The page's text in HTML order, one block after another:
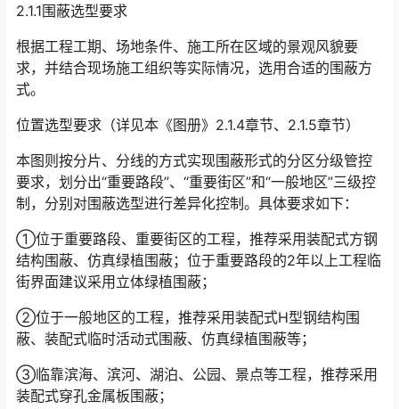
2.1.1围蔽选型要求
根据工程工期、场地条件、施工所在区域的景观风貌要
求，并结合现场施工组织等实际情况，选用合适的围蔽方
式。
位置选型要求（详见本《图册》2.1.4章节、2.1.5章节）
本图则按分片、分线的方式实现围蔽形式的分区分级管控
要求，划分出“重要路段”、“重要街区”和“一般地区”三级控
制，分别对围蔽选型进行差异化控制。具体要求如下：
①位于重要路段、重要街区的工程，推荐采用装配式方钢
结构围蔽、仿真绿植围蔽；位于重要路段的2年以上工程临
街界面建议采用立体绿植围蔽；
②位于一般地区的工程，推荐采用装配式H型钢结构围
蔽、装配式临时活动式围蔽、仿真绿植围蔽等；
③临靠滨海、滨河、湖泊、公园、景点等工程，推荐采用
装配式穿孔金属板围蔽；